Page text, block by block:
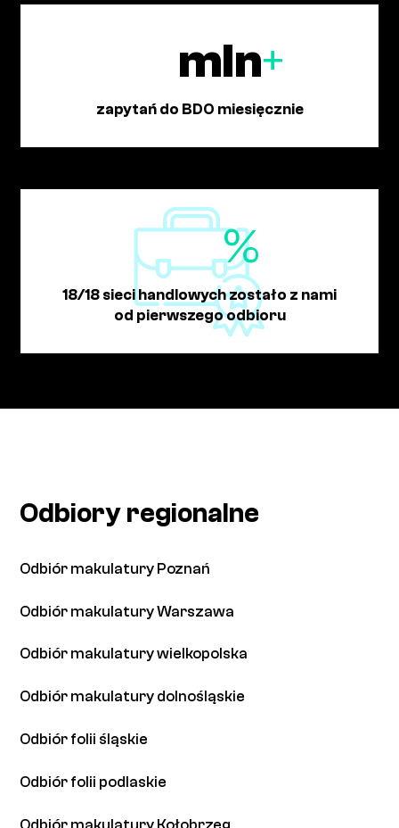
mln+
zapytań do BDO miesięcznie
%
18/18 sieci handlowych zostało z nami
od pierwszego odbioru
Odbiory regionalne
Odbiór makulatury Poznań
Odbiór makulatury Warszawa
Odbiór makulatury wielkopolska
Odbiór makulatury dolnośląskie
Odbiór folii śląskie
Odbiór folii podlaskie
Odbiór makulatury Kołobrzeg